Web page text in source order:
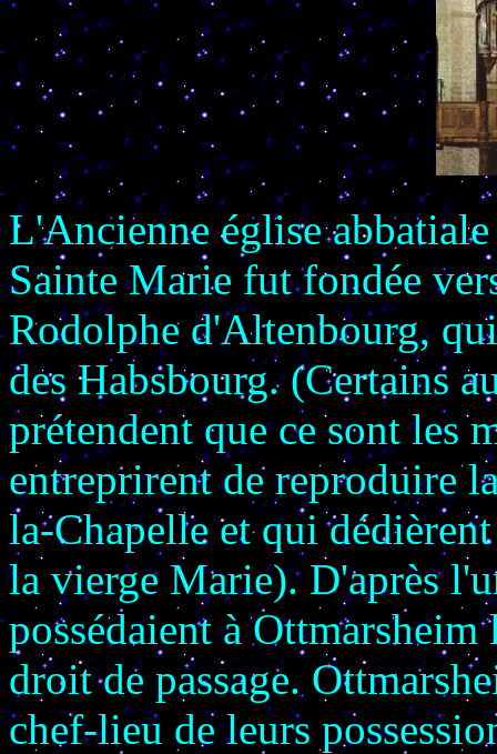
L'Ancienne église
Sainte Marie fut fondée
Rodolphe d'Altenbourg,
des Habsbourg. (Certains
prétendent que ce sont les
entreprirent de reproduire
la-Chapelle et qui
la vierge Marie). D'après
possédaient à
droit de passage.
chef-lieu de leurs